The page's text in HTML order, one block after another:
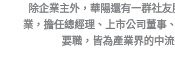
除企業主外，華陽還有一群社
業，擔任總經理、上市公司董事
要職，皆為產業界的中